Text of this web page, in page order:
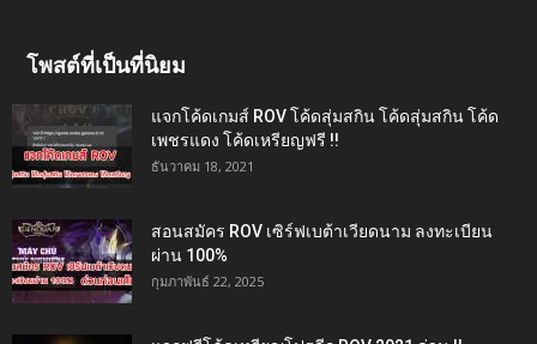
โพสต์ที่เป็นที่นิยม
แจกโค้ดเกมส์ ROV โค้ดสุ่มสกิน โค้ดสุ่มสกิน โค้ด
เพชรแดง โค้ดเหรียญฟรี !!
ธันวาคม 18, 2021
สอนสมัคร ROV เซิร์ฟเบต้าเวียดนาม ลงทะเบียน
ผ่าน 100%
กุมภาพันธ์ 22, 2025